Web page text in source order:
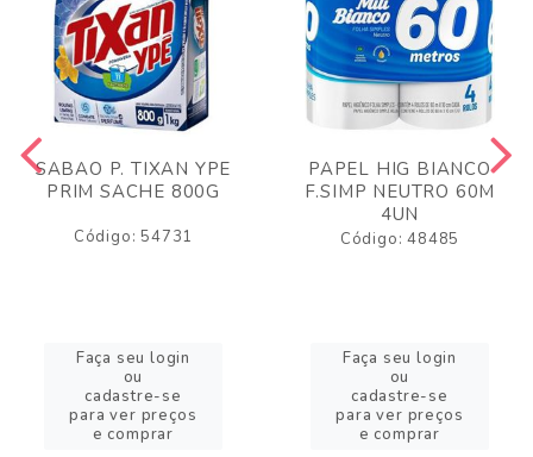
SABAO P. TIXAN YPE
PRIM SACHE 800G
Código: 54731
Faça seu login
ou
cadastre-se
para ver preços
e comprar
PAPEL HIG BIANCO
F.SIMP NEUTRO 60M
4UN
Código: 48485
Faça seu login
ou
cadastre-se
para ver preços
e comprar